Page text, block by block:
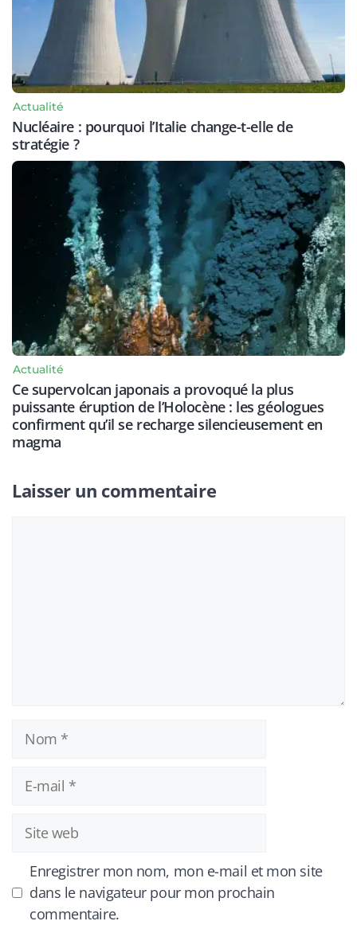
Actualité
Nucléaire : pourquoi l’Italie change-t-elle de
stratégie ?
Actualité
Ce supervolcan japonais a provoqué la plus
puissante éruption de l’Holocène : les géologues
confirment qu’il se recharge silencieusement en
magma
Laisser un commentaire
Nom
mail
Site
web
Enregistrer mon nom, mon e-mail et mon site
dans le navigateur pour mon prochain
commentaire.